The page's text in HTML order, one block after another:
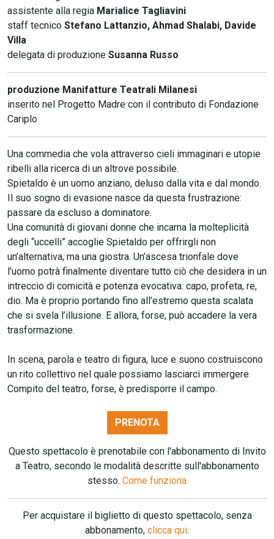
assistente alla regia Marialice Tagliavini
staff tecnico Stefano Lattanzio, Ahmad Shalabi, Davide
Villa
delegata di produzione Susanna Russo
produzione Manifatture Teatrali Milanesi
inserito nel Progetto Madre con il contributo di Fondazione
Cariplo
Una commedia che vola attraverso cieli immaginari e utopie
ribelli alla ricerca di un altrove possibile.
Spietaldo è un uomo anziano, deluso dalla vita e dal mondo.
Il suo sogno di evasione nasce da questa frustrazione:
passare da escluso a dominatore.
Una comunità di giovani donne che incarna la molteplicità
degli “uccelli” accoglie Spietaldo per offrirgli non
un’alternativa, ma una giostra. Un’ascesa trionfale dove
l’uomo potrà finalmente diventare tutto ciò che desidera in un
intreccio di comicità e potenza evocativa: capo, profeta, re,
dio. Ma è proprio portando fino all’estremo questa scalata
che si svela l’illusione. E allora, forse, può accadere la vera
trasformazione.
In scena, parola e teatro di figura, luce e suono costruiscono
un rito collettivo nel quale possiamo lasciarci immergere.
Compito del teatro, forse, è predisporre il campo.
PRENOTA
Questo spettacolo è prenotabile con l'abbonamento di Invito
a Teatro, secondo le modalità descritte sull'abbonamento
stesso. Come funziona
Per acquistare il biglietto di questo spettacolo, senza
abbonamento, clicca qui.